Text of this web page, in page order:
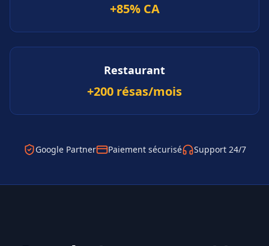
+85% CA
Restaurant
+200 résas/mois
Google Partner Paiement sécurisé Support 24/7